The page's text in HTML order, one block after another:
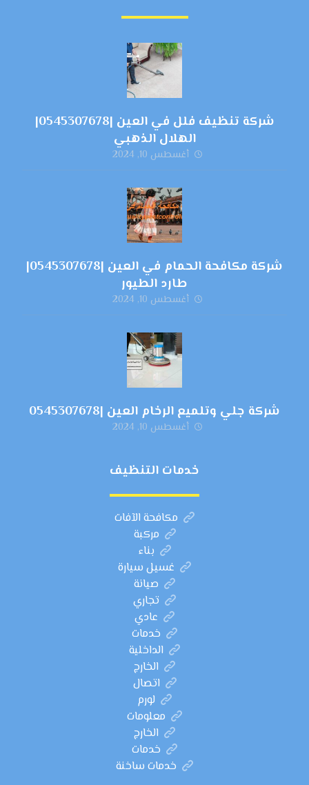
شركة تنظيف فلل في العين |0545307678|
الهلال الذهبي
أغسطس 10, 2024
شركة مكافحة الحمام في العين |0545307678|
طارد الطيور
أغسطس 10, 2024
شركة جلي وتلميع الرخام العين |0545307678
أغسطس 10, 2024
خدمات التنظيف
مكافحة الآفات
مركبة
بناء
غسيل سيارة
صيانة
تجاري
عادي
خدمات
الداخلية
الخارج
اتصال
لورم
معلومات
الخارج
خدمات
خدمات ساخنة